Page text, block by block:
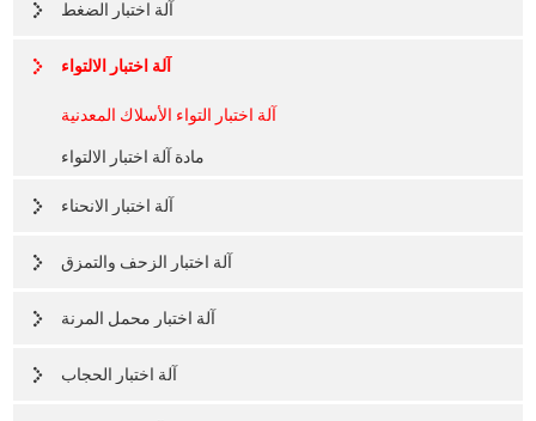
آلة اختبار الضغط
آلة اختبار الالتواء
آلة اختبار التواء الأسلاك المعدنية
مادة آلة اختبار الالتواء
آلة اختبار الانحناء
آلة اختبار الزحف والتمزق
آلة اختبار محمل المرنة
آلة اختبار الحجاب